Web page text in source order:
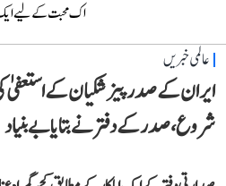
اک محبت کے لیے
عالمی خبریں
ایران کے صدر پیزشکیان کے استعفیٰ
شروع، صدر کے دفتر نے بتایا بے بنیاد